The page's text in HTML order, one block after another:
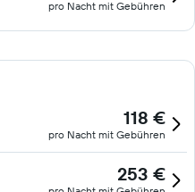
pro Nacht mit Gebühren
118 €
pro Nacht mit Gebühren
253 €